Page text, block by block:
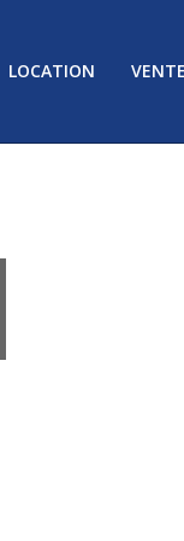
LOCATION VENTE